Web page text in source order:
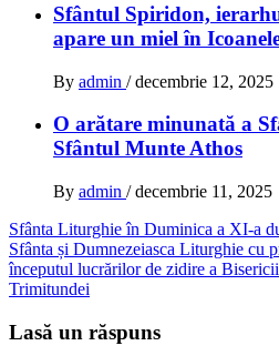
Sfântul Spiridon,
apare un miel în
By admin / decembrie 12, 2025
O arătare minunată a
Sfântul Munte Athos
By admin / decembrie 11, 2025
Navigare
în
articole
Sfânta Liturghie în Duminica a XI-a
Sfânta și Dumnezeiasca Liturghie cu
începutul lucrărilor de zidire a
Trimitundei
Lasă un răspuns